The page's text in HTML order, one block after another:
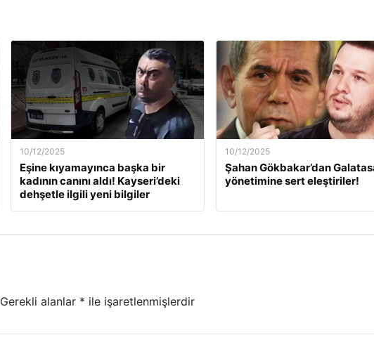
10/12/2025
Eşine kıyamayınca başka bir
kadının canını aldı! Kayseri’deki
dehşetle ilgili yeni bilgiler
10/12/2025
Şahan Gökbakar’dan
yönetimine sert eleştiriler!
Gerekli alanlar * ile işaretlenmişlerdir